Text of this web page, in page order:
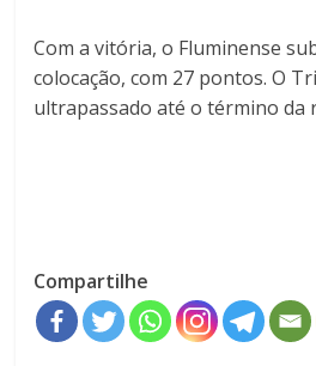
Com a vitória, o Fluminense
colocação, com 27 pontos. O
ultrapassado até o término da
Compartilhe